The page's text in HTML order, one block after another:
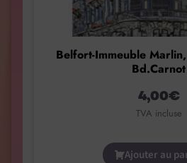
Belfort-Immeuble
Bd.Carnot
4,00€
TVA incluse
Ajouter au